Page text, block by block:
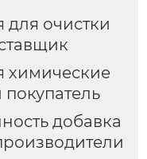
для очистки
химические
добавка